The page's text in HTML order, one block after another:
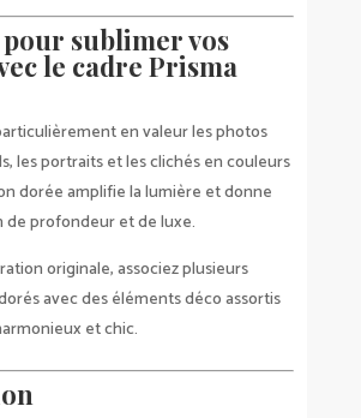
sublimer vos
le cadre Prisma
en valeur les photos
les portraits et les clichés en couleurs
dorée amplifie la lumière et donne
de profondeur et de luxe.
originale, associez plusieurs
avec des éléments déco assortis
et chic.